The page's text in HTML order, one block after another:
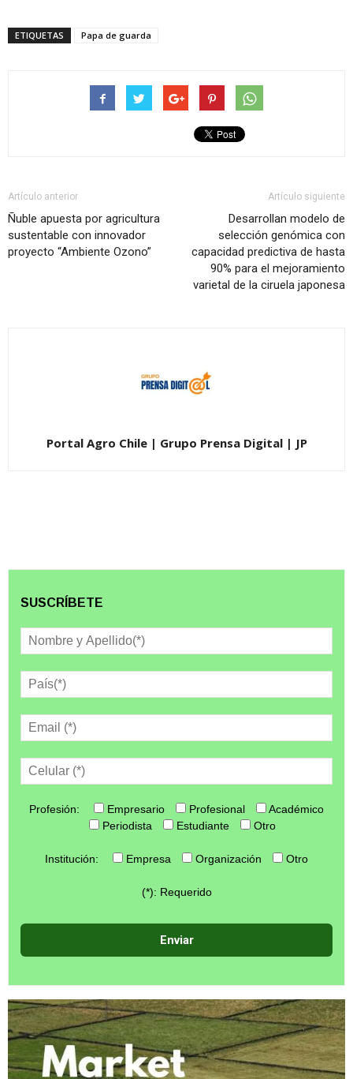
ETIQUETAS Papa de guarda
Artículo anterior
Ñuble apuesta por agricultura
sustentable con innovador
proyecto “Ambiente Ozono”
Artículo siguiente
Desarrollan modelo de
selección genómica con
capacidad predictiva de hasta
90% para el mejoramiento
varietal de la ciruela japonesa
Portal Agro Chile | Grupo Prensa Digital | JP
SUSCRÍBETE
Profesión: Empresario Profesional
Académico
Periodista
Estudiante Otro
Institución: Empresa Organización Otro
(*): Requerido